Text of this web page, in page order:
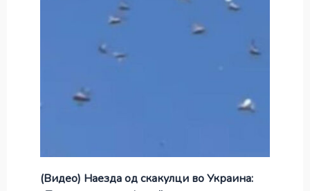
(Видео) Наезда од скакулци во Украина: